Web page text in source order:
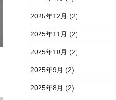
2025年12月 (2)
2025年11月 (2)
2025年10月 (2)
2025年9月 (2)
2025年8月 (2)